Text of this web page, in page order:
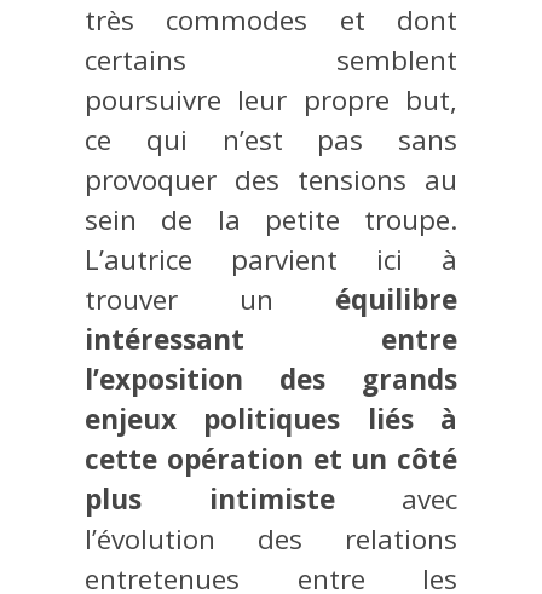
très commodes et dont
certains semblent
poursuivre leur propre but,
ce qui n’est pas sans
provoquer des tensions au
sein de la petite troupe.
L’autrice parvient ici à
trouver un équilibre
intéressant entre
l’exposition des grands
enjeux politiques liés à
cette opération et un côté
plus intimiste avec
l’évolution des relations
entretenues entre les